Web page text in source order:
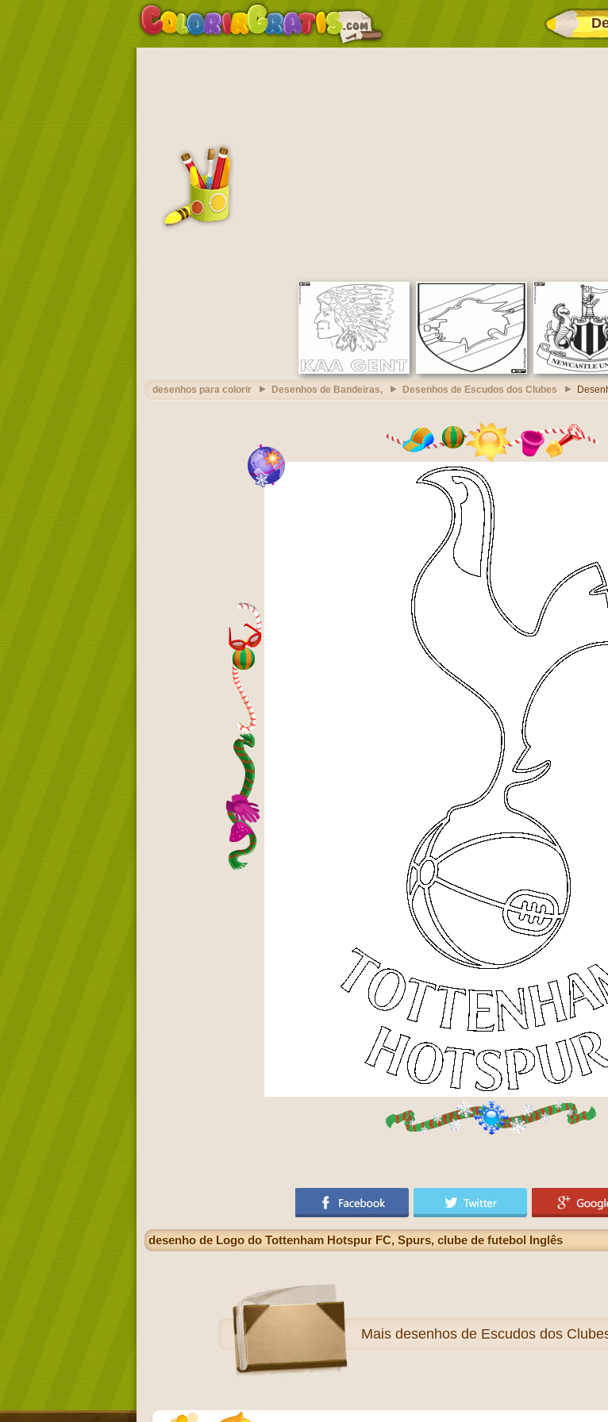
desenhos para colorir Desenhos de Bandeiras, Desenhos de Escudos dos Clubes
desenho de Logo do Tottenham Hotspur FC, Spurs, clube de futebol Inglês
Mais desenhos de Escudos dos